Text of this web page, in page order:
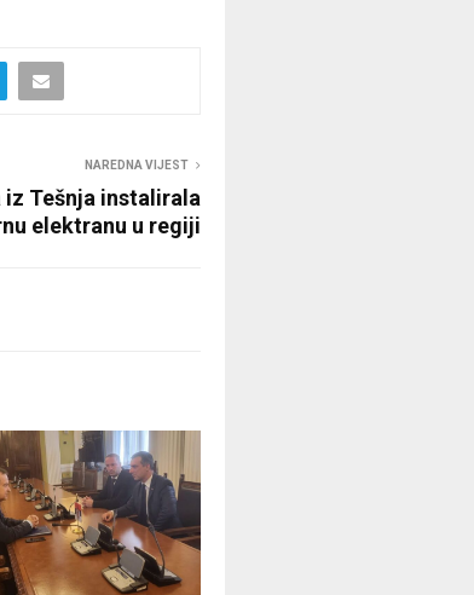
NAREDNA VIJEST
iz Tešnja instalirala
elektranu u regiji